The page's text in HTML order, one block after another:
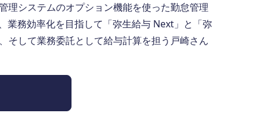
システムのオプション機能を使った勤怠管理
業務効率化を目指して「弥生給与 Next」と「弥
そして業務委託として給与計算を担う戸崎さん